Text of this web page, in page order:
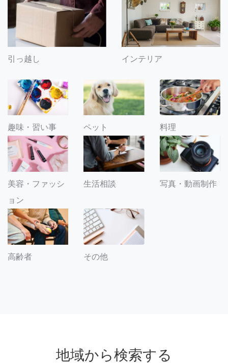
引っ越し インテリア
趣味・習い事 ペット 料理
美容・ファッシ
ョン
生活相談 写真・動画制作
高齢者 その他
地域から検索する